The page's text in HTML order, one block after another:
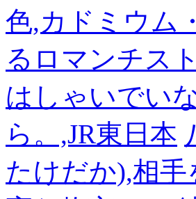
色,カドミウム
るロマンチスト
はしゃいでい
ら。,JR東日本
たけだか),相